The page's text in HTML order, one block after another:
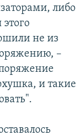
либо
не из
–
и такие